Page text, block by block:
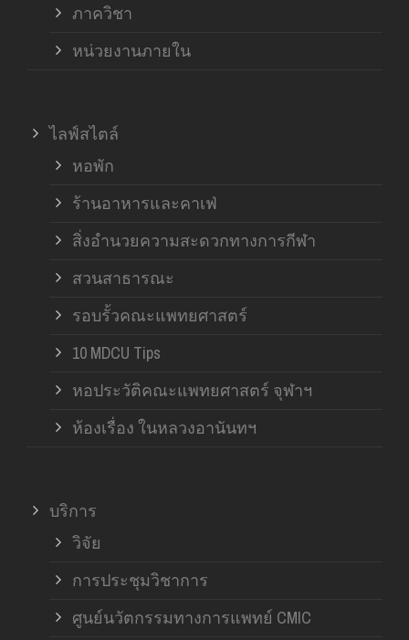
ภาควิชา
หน่วยงานภายใน
ไลฟ์สไตล์
หอพัก
ร้านอาหารและคาเฟ่
สิ่งอำนวยความสะดวกทางการกีฬา
สวนสาธารณะ
รอบรั้วคณะแพทยศาสตร์
10 MDCU Tips
หอประวัติคณะแพทยศาสตร์ จุฬาฯ
ห้องเรื่อง ในหลวงอานันทฯ
บริการ
วิจัย
การประชุมวิชาการ
ศูนย์นวัตกรรมทางการแพทย์ CMIC